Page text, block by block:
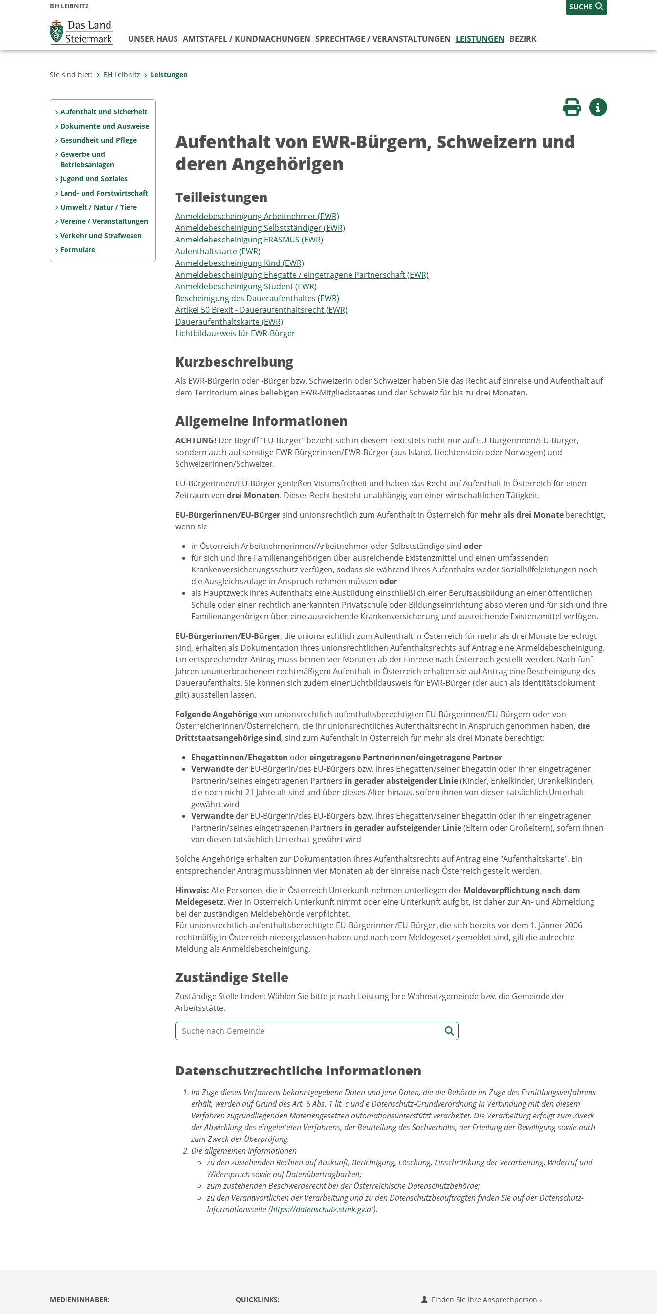
BH LEIBNITZ SUCHE
UNSER HAUS AMTSTAFEL / KUNDMACHUNGEN SPRECHTAGE / VERANSTALTUNGEN LEISTUNGEN BEZIRK
Sie sind hier: BH Leibnitz Leistungen
Aufenthalt und Sicherheit
Dokumente und Ausweise
Gesundheit und Pflege
Gewerbe und
Betriebsanlagen
Jugend und Soziales
Land- und Forstwirtschaft
Umwelt / Natur / Tiere
Vereine / Veranstaltungen
Verkehr und Strafwesen
Formulare
Seite druckenWeitere Infos
Aufenthalt von EWR-Bürgern, Schweizern und
deren Angehörigen
Teilleistungen
Anmeldebescheinigung Arbeitnehmer (EWR)
Anmeldebescheinigung Selbstständiger (EWR)
Anmeldebescheinigung ERASMUS (EWR)
Aufenthaltskarte (EWR)
Anmeldebescheinigung Kind (EWR)
Anmeldebescheinigung Ehegatte / eingetragene Partnerschaft (EWR)
Anmeldebescheinigung Student (EWR)
Bescheinigung des Daueraufenthaltes (EWR)
Artikel 50 Brexit - Daueraufenthaltsrecht (EWR)
Daueraufenthaltskarte (EWR)
Lichtbildausweis für EWR-Bürger
Kurzbeschreibung
Als EWR-Bürgerin oder -Bürger bzw. Schweizerin oder Schweizer haben Sie das Recht auf Einreise und Aufenthalt auf
dem Territorium eines beliebigen EWR-Mitgliedstaates und der Schweiz für bis zu drei Monaten.
Allgemeine Informationen
ACHTUNG! Der Begriff "EU-Bürger" bezieht sich in diesem Text stets nicht nur auf EU-Bürgerinnen/EU-Bürger,
sondern auch auf sonstige EWR-Bürgerinnen/EWR-Bürger (aus Island, Liechtenstein oder Norwegen) und
Schweizerinnen/Schweizer.
EU-Bürgerinnen/EU-Bürger genießen Visumsfreiheit und haben das Recht auf Aufenthalt in Österreich für einen
Zeitraum von drei Monaten. Dieses Recht besteht unabhängig von einer wirtschaftlichen Tätigkeit.
EU-Bürgerinnen/EU-Bürgersind unionsrechtlich zum Aufenthalt in Österreich für mehr als drei Monateberechtigt,
wenn sie
in Österreich Arbeitnehmerinnen/Arbeitnehmer oder Selbstständige sind oder
für sich und ihre Familienangehörigen über ausreichende Existenzmittel und einen umfassenden
Krankenversicherungsschutz verfügen, sodass sie während ihres Aufenthalts weder Sozialhilfeleistungen noch
die Ausgleichszulage in Anspruch nehmen müssen oder
als Hauptzweck ihres Aufenthalts eine Ausbildung einschließlich einer Berufsausbildung an einer öffentlichen
Schule oder einer rechtlich anerkannten Privatschule oder Bildungseinrichtung absolvieren und für sich und ihre
Familienangehörigen über eine ausreichende Krankenversicherung und ausreichende Existenzmittel verfügen.
EU-Bürgerinnen/EU-Bürger, die unionsrechtlich zum Aufenthalt in Österreich für mehr als drei Monate berechtigt
sind, erhalten als Dokumentation ihres unionsrechtlichen Aufenthaltsrechts auf Antrag eine Anmeldebescheinigung.
Ein entsprechender Antrag muss binnen vier Monaten ab der Einreise nach Österreich gestellt werden. Nach fünf
Jahren ununterbrochenem rechtmäßigem Aufenthalt in Österreich erhalten sie auf Antrag eine Bescheinigung des
Daueraufenthalts. Sie können sich zudem einenLichtbildausweis für EWR-Bürger (der auch als Identitätsdokument
gilt) ausstellen lassen.
Folgende Angehörigevon unionsrechtlich aufenthaltsberechtigten EU-Bürgerinnen/EU-Bürgern oder von
Österreicherinnen/Österreichern, die ihr unionsrechtliches Aufenthaltsrecht in Anspruch genommen haben, die
Drittstaatsangehörige sind, sind zum Aufenthalt in Österreich für mehr als drei Monate berechtigt:
Ehegattinnen/Ehegatten odereingetragene Partnerinnen/eingetragene Partner
Verwandte der EU-Bürgerin/des EU-Bürgers bzw. ihres Ehegatten/seiner Ehegattin oder ihrer eingetragenen
Partnerin/seines eingetragenen Partners in gerader absteigender Linie(Kinder, Enkelkinder, Urenkelkinder),
die noch nicht 21 Jahre alt sind und über dieses Alter hinaus, sofern ihnen von diesen tatsächlich Unterhalt
gewährt wird
Verwandte der EU-Bürgerin/des EU-Bürgers bzw. ihres Ehegatten/seiner Ehegattin oder ihrer eingetragenen
Partnerin/seines eingetragenen Partners in gerader aufsteigender Linie(Eltern oder Großeltern), sofern ihnen
von diesen tatsächlich Unterhalt gewährt wird
Solche Angehörige erhalten zur Dokumentation ihres Aufenthaltsrechts auf Antrag eine "Aufenthaltskarte". Ein
entsprechender Antrag muss binnen vier Monaten ab der Einreise nach Österreich gestellt werden.
Hinweis: Alle Personen, die in Österreich Unterkunft nehmen unterliegen der Meldeverpflichtung nach dem
Meldegesetz. Wer in Österreich Unterkunft nimmt oder eine Unterkunft aufgibt, ist daher zur An- und Abmeldung
bei der zuständigen Meldebehörde verpflichtet.
Für unionsrechtlich aufenthaltsberechtigte EU-Bürgerinnen/EU-Bürger, die sich bereits vor dem 1. Jänner 2006
rechtmäßig in Österreich niedergelassen haben und nach dem Meldegesetz gemeldet sind, gilt die aufrechte
Meldung als Anmeldebescheinigung.
Zuständige Stelle
Zuständige Stelle finden: Wählen Sie bitte je nach Leistung Ihre Wohnsitzgemeinde bzw. die Gemeinde der
Arbeitsstätte.
Datenschutzrechtliche Informationen
Im Zuge dieses Verfahrens bekanntgegebene Daten und jene Daten, die die Behörde im Zuge des Ermittlungsverfahrens
erhält, werden auf Grund des Art. 6 Abs. 1 lit. c und e Datenschutz-Grundverordnung in Verbindung mit den diesem
Verfahren zugrundliegenden Materiengesetzen automationsunterstützt verarbeitet. Die Verarbeitung erfolgt zum Zweck
der Abwicklung des eingeleiteten Verfahrens, der Beurteilung des Sachverhalts, der Erteilung der Bewilligung sowie auch
zum Zweck der Überprüfung.
Die allgemeinen Informationen
zu den zustehenden Rechten auf Auskunft, Berichtigung, Löschung, Einschränkung der Verarbeitung, Widerruf und
Widerspruch sowie auf Datenübertragbarkeit;
zum zustehenden Beschwerderecht bei der Österreichische Datenschutzbehörde;
zu den Verantwortlichen der Verarbeitung und zu den Datenschutzbeauftragten finden Sie auf der Datenschutz-
Informationsseite (https://datenschutz.stmk.gv.at).
MEDIENINHABER:
QUICKLINKS:
Finden Sie Ihre Ansprechperson